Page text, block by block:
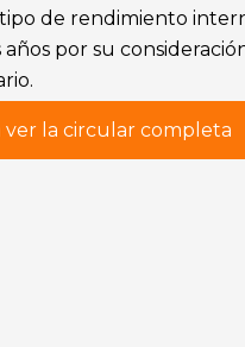
de rendimiento
por su
ver la circular completa